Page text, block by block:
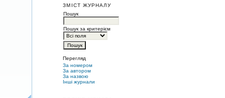
ЗМІСТ ЖУРНАЛУ
Пошук
Пошук за критерієм
Перегляд
За номером
За автором
За назвою
Інші журнали